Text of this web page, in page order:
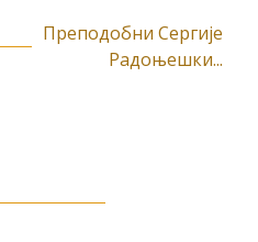
Преподобни Сергије
Радоњешки...